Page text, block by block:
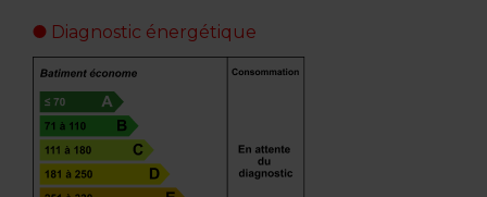
Diagnostic énergétique